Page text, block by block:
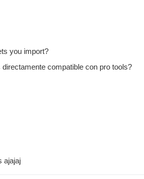
you import?
compatible con pro tools?
ajajaj